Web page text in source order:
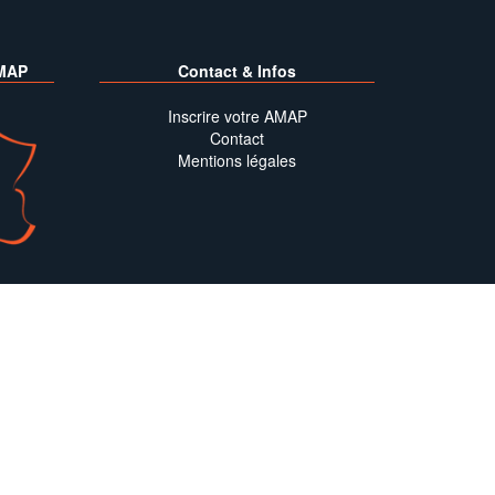
Contact & Infos
Inscrire votre AMAP
Contact
Mentions légales